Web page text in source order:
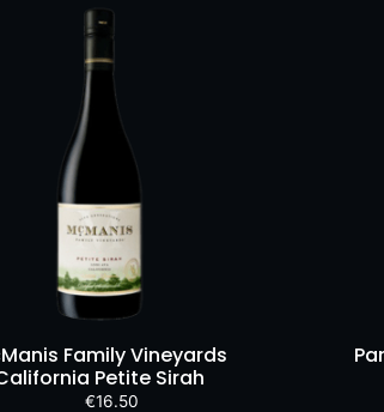
Family Vineyards
Petite Sirah
€16.50